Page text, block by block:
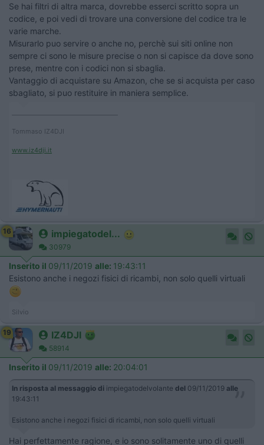
Se hai filtri di altra marca, dovrebbe esserci scritto sopra un
codice, e poi vedi di trovare una conversione del codice tra le
varie marche.
Misurarlo puo servire o anche no, perchè sui siti online non
sempre ci sono le misure precise o non si capisce da dove sono
prese, mentre con i codici non si sbaglia.
Vantaggio di acquistare su Amazon, che se si acquista per caso
sbagliato, si puo restituire in maniera semplice.
Tommaso IZ4DJI
www.iz4dji.it
16 impiegatodel...
30979
Inserito il 09/11/2019 alle: 19:43:11
Esistono anche i negozi fisici di ricambi, non solo quelli virtuali
Silvio
19 IZ4DJI
58914
Inserito il 09/11/2019 alle: 20:04:01
In risposta al messaggio di impiegatodelvolante del 09/11/2019 alle
19:43:11
Esistono anche i negozi fisici di ricambi, non solo quelli virtuali
Hai perfettamente ragione, e io sono solitamente uno di quelli